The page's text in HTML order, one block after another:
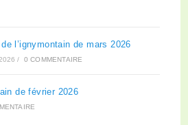
l’ignymontain de mars 2026
/ 0 COMMENTAIRE
de février 2026